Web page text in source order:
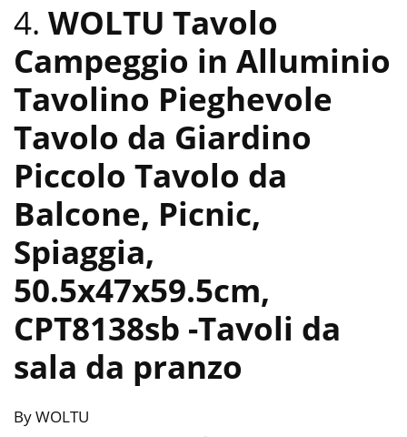
4. WOLTU Tavolo
Campeggio in Alluminio
Tavolino Pieghevole
Tavolo da Giardino
Piccolo Tavolo da
Balcone, Picnic,
Spiaggia,
50.5x47x59.5cm,
CPT8138sb -Tavoli da
sala da pranzo
By WOLTU